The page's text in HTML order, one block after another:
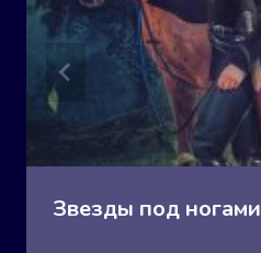
Звезды под ногами